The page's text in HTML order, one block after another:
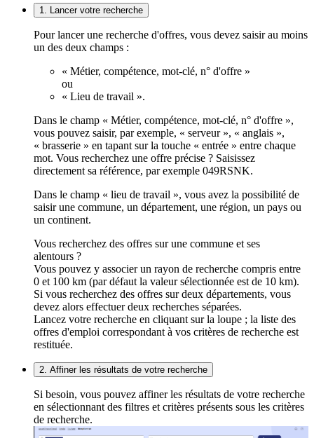
1. Lancer votre recherche
Pour lancer une recherche d'offres, vous devez saisir au moins
un des deux champs :
« Métier, compétence, mot-clé, n° d'offre »
ou
« Lieu de travail ».
Dans le champ « Métier, compétence, mot-clé, n° d'offre »,
vous pouvez saisir, par exemple, « serveur », « anglais »,
« brasserie » en tapant sur la touche « entrée » entre chaque
mot. Vous recherchez une offre précise ? Saisissez
directement sa référence, par exemple 049RSNK.
Dans le champ « lieu de travail », vous avez la possibilité de
saisir une commune, un département, une région, un pays ou
un continent.
Vous recherchez des offres sur une commune et ses
alentours ?
Vous pouvez y associer un rayon de recherche compris entre
0 et 100 km (par défaut la valeur sélectionnée est de 10 km).
Si vous recherchez des offres sur deux départements, vous
devez alors effectuer deux recherches séparées.
Lancez votre recherche en cliquant sur la loupe ; la liste des
offres d'emploi correspondant à vos critères de recherche est
restituée.
2. Affiner les résultats de votre recherche
Si besoin, vous pouvez affiner les résultats de votre recherche
en sélectionnant des filtres et critères présents sous les critères
de recherche.